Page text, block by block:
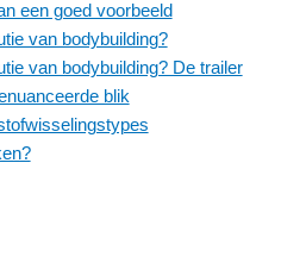
een goed voorbeeld
van bodybuilding?
van bodybuilding? De trailer
blik